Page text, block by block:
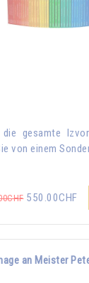
gesamte
von einem
550.00CHF
an Meister